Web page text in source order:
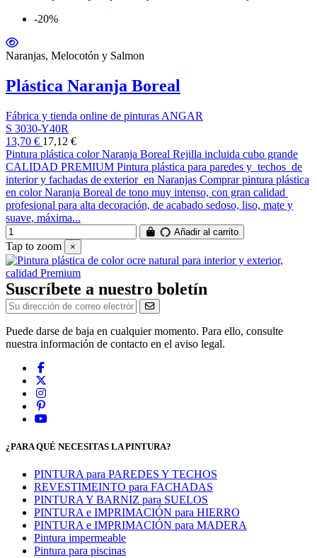
-20%
Naranjas, Melocotón y Salmon
Plástica Naranja Boreal
Fábrica y tienda online de pinturas ANGAR
S 3030-Y40R
13,70 € 17,12 €
Pintura plástica color Naranja Boreal Rejilla incluida cubo grande
CALIDAD PREMIUM Pintura plástica para paredes y techos de
interior y fachadas de exterior en Naranjas Comprar pintura plástica
en color Naranja Boreal de tono muy intenso, con gran calidad
profesional para alta decoración, de acabado sedoso, liso, mate y
suave, máxima...
Añadir al carrito
Tap to zoom ×
Suscríbete a nuestro boletín
Puede darse de baja en cualquier momento. Para ello, consulte
nuestra información de contacto en el aviso legal.
¿PARA QUÉ NECESITAS LA PINTURA?
PINTURA para PAREDES Y TECHOS
REVESTIMEINTO para FACHADAS
PINTURA Y BARNIZ para SUELOS
PINTURA e IMPRIMACIÓN para HIERRO
PINTURA e IMPRIMACIÓN para MADERA
Pintura impermeable
Pintura para piscinas